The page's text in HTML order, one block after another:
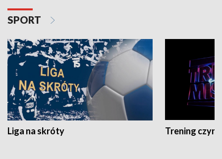
SPORT
Liga na skróty Trening czyni